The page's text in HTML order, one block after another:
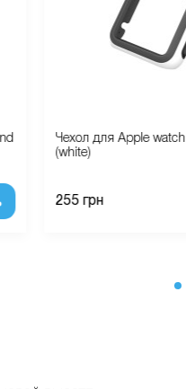
Чехол для Apple
(white)
255 грн